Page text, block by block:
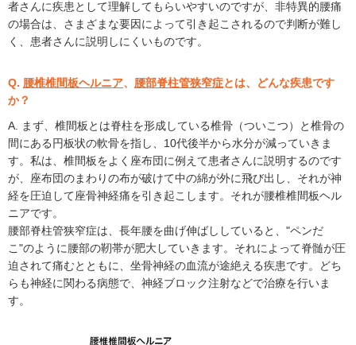
者さんに疾患として理解してもらいやすいのですが、非特異的腰痛
の場合は、さまざまな要因によって引き起こされるので判断が難し
く、患者さんに説明しにくいものです。
Q. 腰椎椎間板ヘルニア、 腰部脊柱管狭窄症とは、どんな疾患です
か？
A. まず、椎間板とは脊柱を形成している椎骨（ついこつ）と椎骨の
間にある円板状の軟骨を指し、10代後半から水分が減っていきま
す。私は、椎間板をよく座布団に例えて患者さんに説明するのです
が、座布団のまわりの布が破けて中の綿が外に飛び出し、それが神
経を圧迫して座骨神経痛を引き起こします。それが腰椎椎間板ヘル
ニアです。
腰部脊柱管狭窄症は、長年腰を曲げ伸ばししていると、"ペンだ
こ"のように腰部の靭帯が肥大していきます。それによって脊髄が圧
迫されて痛むとともに、坐骨神経の血流が途絶える疾患です。どち
らも神経に関わる病態で、神経ブロック注射などで治療を行いま
す。